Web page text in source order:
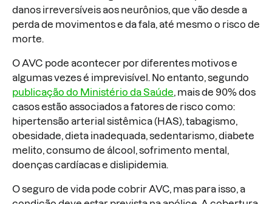
danos irreversíveis aos neurônios, que vão desde a
perda de movimentos e da fala, até mesmo o risco de
morte.
O AVC pode acontecer por diferentes motivos e
algumas vezes é imprevisível. No entanto, segundo
publicação do Ministério da Saúde, mais de 90% dos
casos estão associados a fatores de risco como:
hipertensão arterial sistêmica (HAS), tabagismo,
obesidade, dieta inadequada, sedentarismo, diabete
melito, consumo de álcool, sofrimento mental,
doenças cardíacas e dislipidemia.
O seguro de vida pode cobrir AVC, mas para isso, a